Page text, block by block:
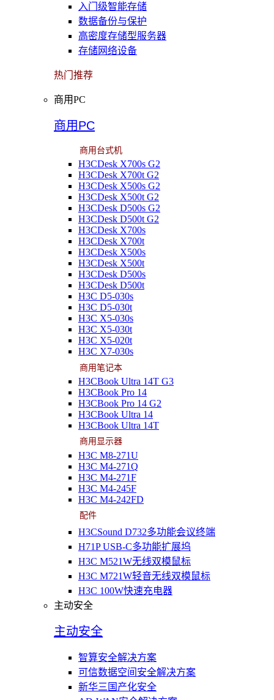
入门级智能存储
数据备份与保护
高密度存储型服务器
存储网络设备
热门推荐
商用PC
商用PC
商用台式机
H3CDesk X700s G2
H3CDesk X700t G2
H3CDesk X500s G2
H3CDesk X500t G2
H3CDesk D500s G2
H3CDesk D500t G2
H3CDesk X700s
H3CDesk X700t
H3CDesk X500s
H3CDesk X500t
H3CDesk D500s
H3CDesk D500t
H3C D5-030s
H3C D5-030t
H3C X5-030s
H3C X5-030t
H3C X5-020t
H3C X7-030s
商用笔记本
H3CBook Ultra 14T G3
H3CBook Pro 14
H3CBook Pro 14 G2
H3CBook Ultra 14
H3CBook Ultra 14T
商用显示器
H3C M8-271U
H3C M4-271Q
H3C M4-271F
H3C M4-245F
H3C M4-242FD
配件
H3CSound D732多功能会议终端
H71P USB-C多功能扩展坞
H3C M521W无线双模鼠标
H3C M721W轻音无线双模鼠标
H3C 100W快速充电器
主动安全
主动安全
智算安全解决方案
可信数据空间安全解决方案
新华三国产化安全